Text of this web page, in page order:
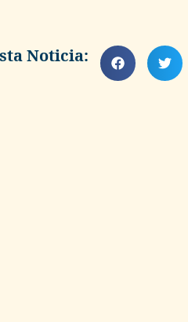
Noticia: